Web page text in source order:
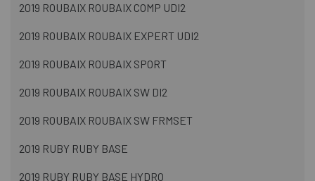
2019 ROUBAIX ROUBAIX COMP UDI2
2019 ROUBAIX ROUBAIX EXPERT UDI2
2019 ROUBAIX ROUBAIX SPORT
2019 ROUBAIX ROUBAIX SW DI2
2019 ROUBAIX ROUBAIX SW FRMSET
2019 RUBY RUBY BASE
2019 RUBY RUBY BASE HYDRO